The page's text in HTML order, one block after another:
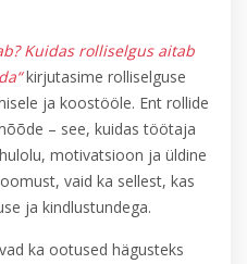
Kuidas rolliselgus aitab
kirjutasime rolliselguse
ja koostööle. Ent rollide
– see, kuidas töötaja
motivatsioon ja üldine
vaid ka sellest, kas
ja kindlustundega.
ka ootused hägusteks